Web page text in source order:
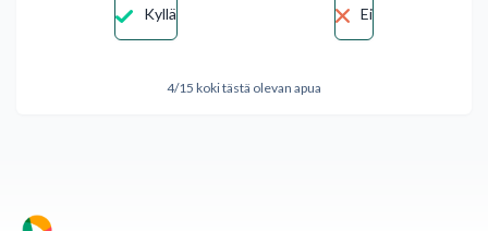
Kyllä Ei
4/15 koki tästä olevan apua